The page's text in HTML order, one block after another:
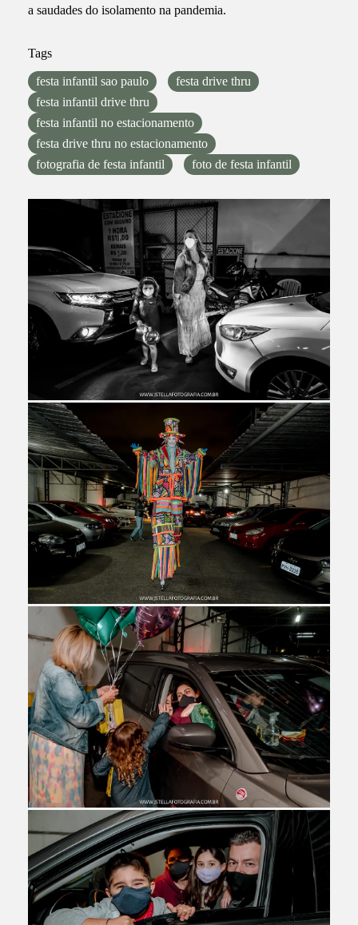
a saudades do isolamento na pandemia.
Tags
festa infantil sao paulo
festa drive thru
festa infantil drive thru
festa infantil no estacionamento
festa drive thru no estacionamento
fotografia de festa infantil
foto de festa infantil